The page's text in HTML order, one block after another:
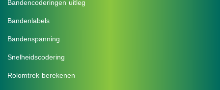
Bandencoderingen uitleg
Bandenlabels
Bandenspanning
Snelheidscodering
Rolomtrek berekenen